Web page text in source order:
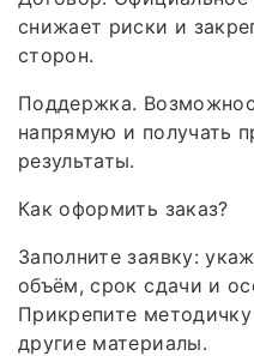
снижает риски и
сторон.
Поддержка.
напрямую и получать
результаты.
Как оформить заказ?
Заполните заявку:
объём, срок сдачи и
Прикрепите
другие материалы.